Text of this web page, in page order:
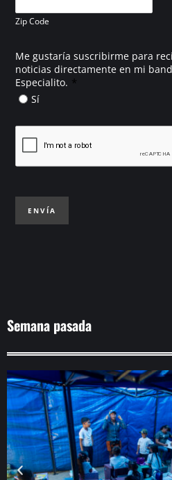
Zip Code
Me gustaría suscribirme para
noticias directamente en mi
Especialito. *
Sí
ENVÍA
Semana pasada